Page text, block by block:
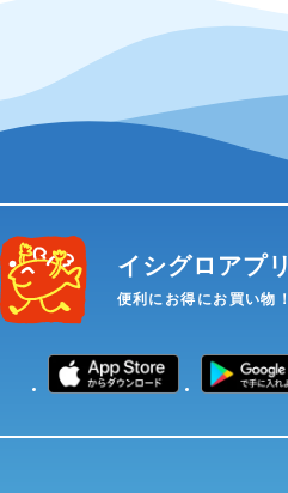
イシグロアプリ
便利にお得にお買い物！